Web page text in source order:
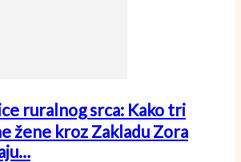
ruralnog srca: Kako tri
žene kroz Zakladu Zora